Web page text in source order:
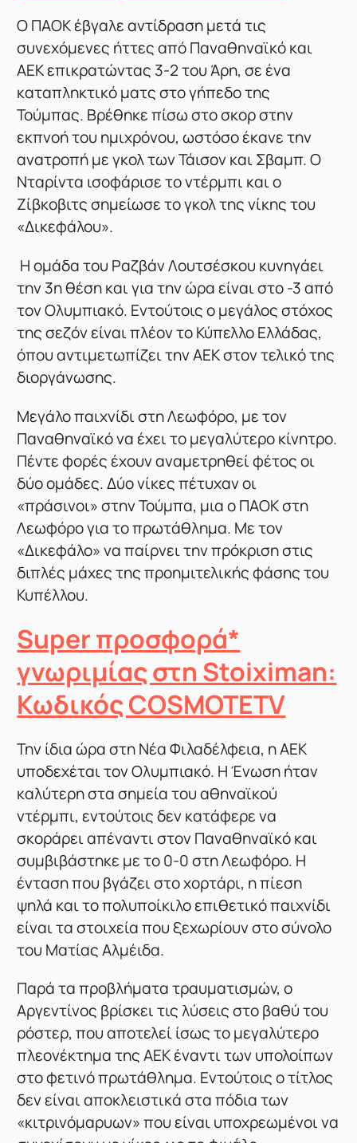
Ο ΠΑΟΚ έβγαλε αντίδραση μετά τις
συνεχόμενες ήττες από Παναθηναϊκό και
ΑΕΚ επικρατώντας 3-2 του Άρη, σε ένα
καταπληκτικό ματς στο γήπεδο της
Τούμπας. Βρέθηκε πίσω στο σκορ στην
εκπνοή του ημιχρόνου, ωστόσο έκανε την
ανατροπή με γκολ των Τάισον και Σβαμπ. Ο
Νταρίντα ισοφάρισε το ντέρμπι και ο
Ζίβκοβιτς σημείωσε το γκολ της νίκης του
«Δικεφάλου».
Η ομάδα του Ραζβάν Λουτσέσκου κυνηγάει
την 3η θέση και για την ώρα είναι στο -3 από
τον Ολυμπιακό. Εντούτοις ο μεγάλος στόχος
της σεζόν είναι πλέον το Κύπελλο Ελλάδας,
όπου αντιμετωπίζει την ΑΕΚ στον τελικό της
διοργάνωσης.
Μεγάλο παιχνίδι στη Λεωφόρο, με τον
Παναθηναϊκό να έχει το μεγαλύτερο κίνητρο.
Πέντε φορές έχουν αναμετρηθεί φέτος οι
δύο ομάδες. Δύο νίκες πέτυχαν οι
«πράσινοι» στην Τούμπα, μια ο ΠΑΟΚ στη
Λεωφόρο για το πρωτάθλημα. Με τον
«Δικεφάλο» να παίρνει την πρόκριση στις
διπλές μάχες της προημιτελικής φάσης του
Κυπέλλου.
Super προσφορά*
γνωριμίας στη Stoiximan:
Κωδικός COSMOTETV
Την ίδια ώρα στη Νέα Φιλαδέλφεια, η ΑΕΚ
υποδεχέται τον Ολυμπιακό. Η Ένωση ήταν
καλύτερη στα σημεία του αθηναϊκού
ντέρμπι, εντούτοις δεν κατάφερε να
σκοράρει απέναντι στον Παναθηναϊκό και
συμβιβάστηκε με το 0-0 στη Λεωφόρο. Η
ένταση που βγάζει στο χορτάρι, η πίεση
ψηλά και το πολυποίκιλο επιθετικό παιχνίδι
είναι τα στοιχεία που ξεχωρίουν στο σύνολο
του Ματίας Αλμέιδα.
Παρά τα προβλήματα τραυματισμών, ο
Αργεντίνος βρίσκει τις λύσεις στο βαθύ του
ρόστερ, που αποτελεί ίσως το μεγαλύτερο
πλεονέκτημα της ΑΕΚ έναντι των υπολοίπων
στο φετινό πρωτάθλημα. Εντούτοις ο τίτλος
δεν είναι αποκλειστικά στα πόδια των
«κιτρινόμαρυων» που είναι υποχρεωμένοι να